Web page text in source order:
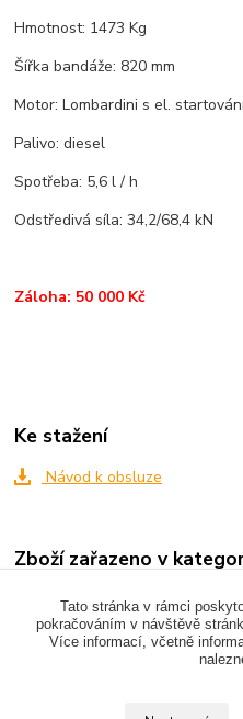
Hmotnost: 1473 Kg
Šířka bandáže: 820 mm
Motor: Lombardini s el.
Palivo: diesel
Spotřeba: 5,6 l / h
Odstředivá síla: 34,2/68,4 kN
Záloha: 50 000 Kč
Ke stažení
Návod k obsluze
Zboží zařazeno v
VIBRAČNÍ TECHNIKA
Upravit
Tato stránka v rámci
pokračováním v návštěvě
Více informací, včetně